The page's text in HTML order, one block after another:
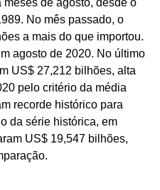
de agosto, desde o
No mês passado, o
a mais do que importou.
agosto de 2020. No último
US$ 27,212 bilhões, alta
pelo critério da média
recorde histórico para
da série histórica, em
US$ 19,547 bilhões,